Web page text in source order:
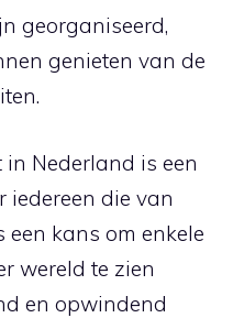
georganiseerd,
genieten van de
in Nederland is een
iedereen die van
kans om enkele
wereld te zien
en opwindend